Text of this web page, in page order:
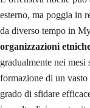
esterno, ma poggia in
da diverso tempo in
organizzazioni
gradualmente nei
formazione di un
grado di sfidare